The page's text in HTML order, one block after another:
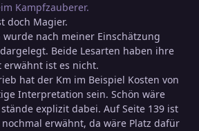
Kampfzauberer.
doch Magier.
wurde nach meiner Einschätzung
Beide Lesarten haben ihre
ist es nicht.
hat der Km im Beispiel Kosten von
Interpretation sein. Schön wäre
explizit dabei. Auf Seite 139 ist
erwähnt, da wäre Platz dafür